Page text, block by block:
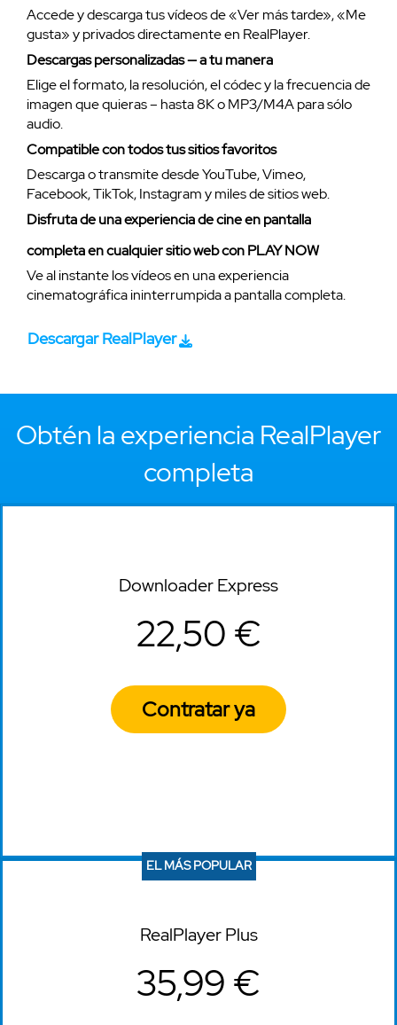
Accede y descarga tus vídeos de «Ver más tarde», «Me
gusta» y privados directamente en RealPlayer.
Descargas personalizadas — a tu manera
Elige el formato, la resolución, el códec y la frecuencia de
imagen que quieras – hasta 8K o MP3/M4A para sólo
audio.
Compatible con todos tus sitios favoritos
Descarga o transmite desde YouTube, Vimeo,
Facebook, TikTok, Instagram y miles de sitios web.
Disfruta de una experiencia de cine en pantalla
completa en cualquier sitio web con PLAY NOW
Ve al instante los vídeos en una experiencia
cinematográfica ininterrumpida a pantalla completa.
Descargar RealPlayer
Obtén la experiencia RealPlayer
completa
Downloader Express
22,50 €
Contratar ya
EL MÁS POPULAR
RealPlayer Plus
35,99 €